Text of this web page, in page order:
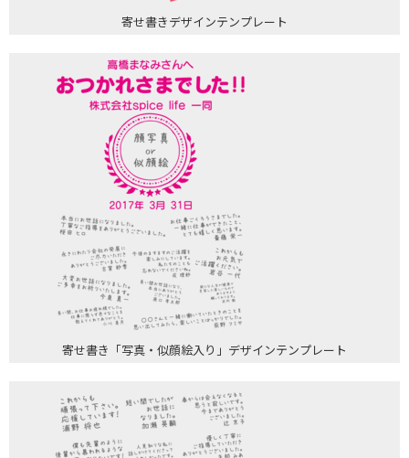
寄せ書きデザインテンプレート
寄せ書き「写真・似顔絵入り」デザインテンプレート